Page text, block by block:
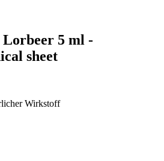
5 ml -
sheet
Wirkstoff